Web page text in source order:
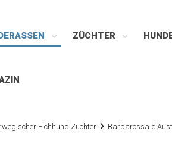
ZÜCHTER
Elchhund Züchter Barbarossa